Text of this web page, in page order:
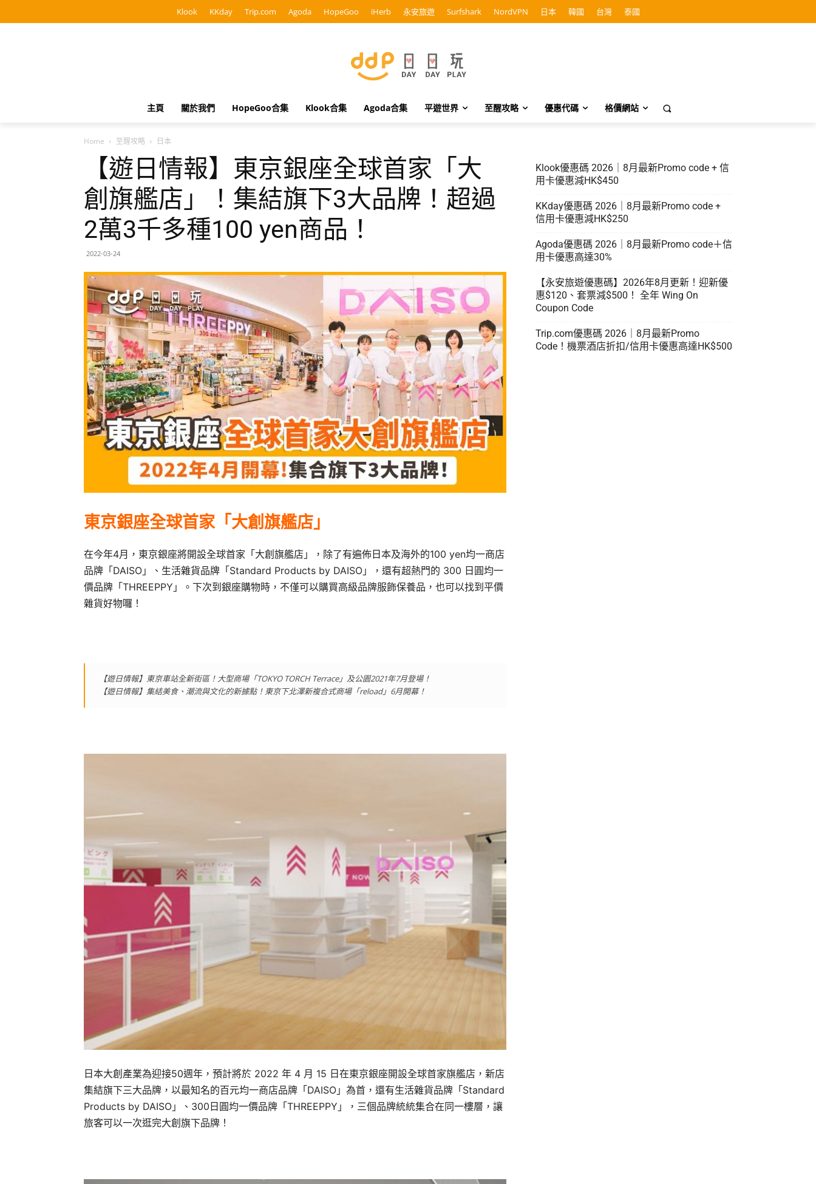
Klook KKday Trip.com Agoda HopeGoo iHerb 永安旅遊 Surfshark NordVPN 日本 韓國 台灣 泰國
主頁 關於我們 HopeGoo合集 Klook合集 Agoda合集 平遊世界 至醒攻略 優惠代碼 格價網站
Home 至醒攻略 日本
【遊日情報】東京銀座全球首家「大
創旗艦店」！集結旗下3大品牌！超過
2萬3千多種100 yen商品！
2022-03-24
東京銀座全球首家「大創旗艦店」
在今年4月，東京銀座將開設全球首家「大創旗艦店」，除了有遍佈日本及海外的100 yen均一商店
品牌「DAISO」、生活雜貨品牌「Standard Products by DAISO」，還有超熱門的 300 日圓均一
價品牌「THREEPPY」。下次到銀座購物時，不僅可以購買高級品牌服飾保養品，也可以找到平價
雜貨好物囉！
【遊日情報】東京車站全新街區！大型商場「TOKYO TORCH Terrace」及公園2021年7月登場！
【遊日情報】集結美食、潮流與文化的新據點！東京下北澤新複合式商場「reload」6月開幕！
日本大創產業為迎接50週年，預計將於 2022 年 4 月 15 日在東京銀座開設全球首家旗艦店，新店
集結旗下三大品牌，以最知名的百元均一商店品牌「DAISO」為首，還有生活雜貨品牌「Standard
Products by DAISO」、300日圓均一價品牌「THREEPPY」，三個品牌統統集合在同一樓層，讓
旅客可以一次逛完大創旗下品牌！
Klook優惠碼 2026｜8月最新Promo code + 信
用卡優惠減HK$450
KKday優惠碼 2026｜8月最新Promo code +
信用卡優惠減HK$250
Agoda優惠碼 2026｜8月最新Promo code＋信
用卡優惠高達30%
【永安旅遊優惠碼】2026年8月更新！迎新優
惠$120、套票減$500！ 全年 Wing On
Coupon Code
Trip.com優惠碼 2026｜8月最新Promo
Code！機票酒店折扣/信用卡優惠高達HK$500